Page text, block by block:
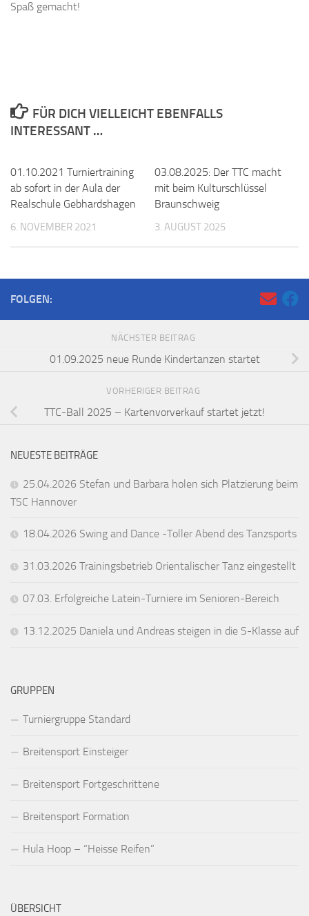
Spaß gemacht!
FÜR DICH VIELLEICHT EBENFALLS
INTERESSANT …
01.10.2021 Turniertraining
ab sofort in der Aula der
Realschule Gebhardshagen
6. NOVEMBER 2021
03.08.2025: Der TTC macht
mit beim Kulturschlüssel
Braunschweig
3. AUGUST 2025
FOLGEN:
NÄCHSTER BEITRAG
01.09.2025 neue Runde Kindertanzen startet
VORHERIGER BEITRAG
TTC-Ball 2025 – Kartenvorverkauf startet jetzt!
NEUESTE BEITRÄGE
25.04.2026 Stefan und Barbara holen sich Platzierung beim
TSC Hannover
18.04.2026 Swing and Dance -Toller Abend des Tanzsports
31.03.2026 Trainingsbetrieb Orientalischer Tanz eingestellt
07.03. Erfolgreiche Latein-Turniere im Senioren-Bereich
13.12.2025 Daniela und Andreas steigen in die S-Klasse auf
GRUPPEN
Turniergruppe Standard
Breitensport Einsteiger
Breitensport Fortgeschrittene
Breitensport Formation
Hula Hoop – “Heisse Reifen”
ÜBERSICHT